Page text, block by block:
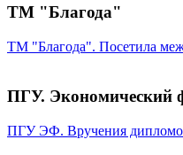
ТМ "Благода"
ТМ "Благода". Посетила
ПГУ. Экономический
ПГУ ЭФ. Вручения